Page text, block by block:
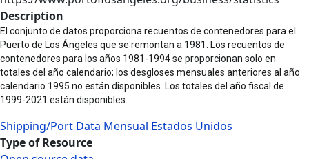
Description
El conjunto de datos proporciona recuentos de contenedores para el
Puerto de Los Ángeles que se remontan a 1981. Los recuentos de
contenedores para los años 1981-1994 se proporcionan solo en
totales del año calendario; los desgloses mensuales anteriores al año
calendario 1995 no están disponibles. Los totales del año fiscal de
1999-2021 están disponibles.
Shipping/Port Data Mensual Estados Unidos
Type of Resource